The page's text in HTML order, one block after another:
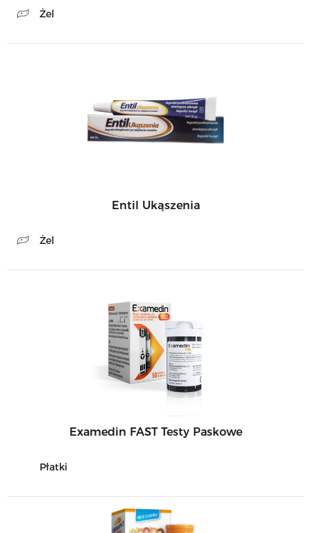
Żel
Entil Ukąszenia
Żel
Examedin FAST Testy Paskowe
Płatki